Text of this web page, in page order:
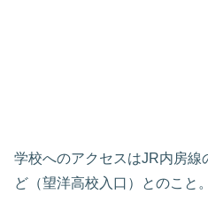
学校へのアクセスはJR内房線
ど（望洋高校入口）とのこと。